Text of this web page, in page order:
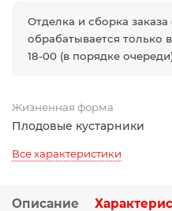
Отделка и сборка заказа
обрабатывается только
18-00 (в порядке
Жизненная форма
Плодовые кустарники
Все характеристики
Описание